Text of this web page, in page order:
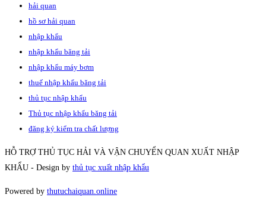
hải quan
hồ sơ hải quan
nhập khẩu
nhập khẩu băng tải
nhập khẩu máy bơm
thuế nhập khẩu băng tải
thủ tục nhập khẩu
Thủ tục nhập khẩu băng tải
đăng ký kiểm tra chất lượng
HỖ TRỢ THỦ TỤC HẢI VÀ VẬN CHUYỂN QUAN XUẤT NHẬP
KHẨU - Design by thủ tục xuất nhập khẩu
Powered by thutuchaiquan.online